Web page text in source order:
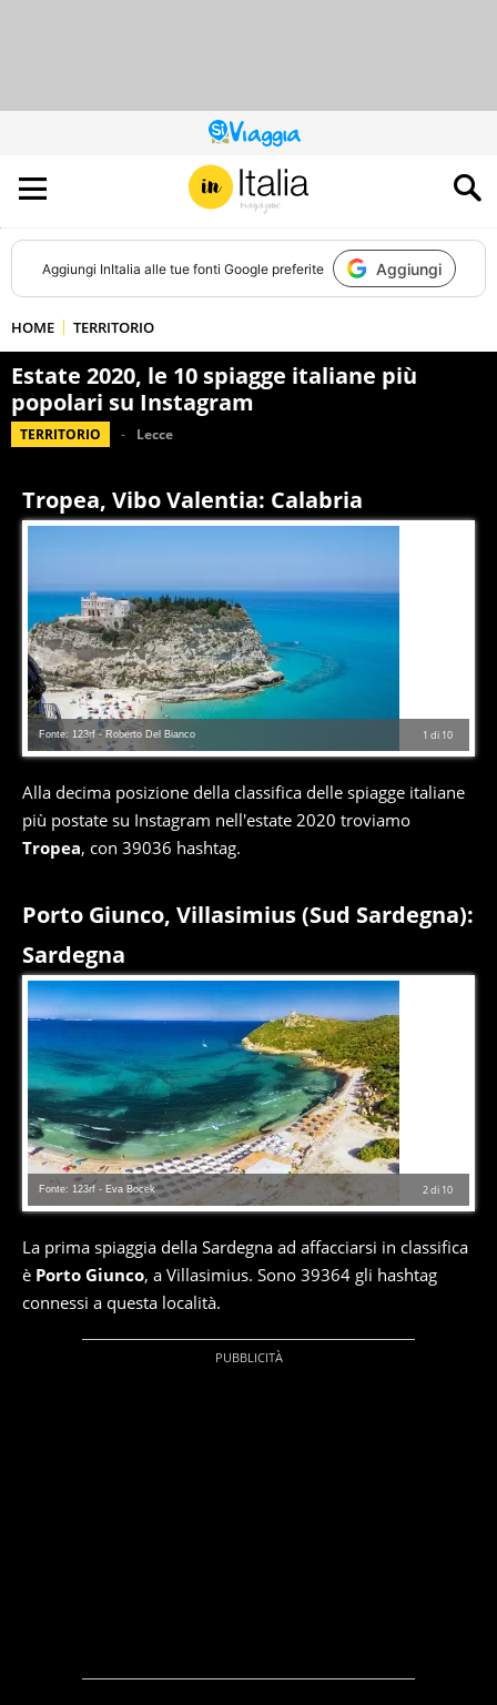
QUESTO
SITO
CONTRIBUISCE
ALL’AUDIENCE
DI
Aggiungi InItalia alle tue fonti Google preferite Aggiungi
HOME TERRITORIO
Estate 2020, le 10 spiagge italiane più
popolari su Instagram
TERRITORIO Lecce
Tropea, Vibo Valentia: Calabria
1 di 10
Fonte: 123rf - Roberto Del Bianco
Alla decima posizione della classifica delle spiagge italiane
più postate su Instagram nell'estate 2020 troviamo
Tropea, con 39036 hashtag.
Porto Giunco, Villasimius (Sud Sardegna):
Sardegna
2di 10
Fonte: 123rf - Eva Bocek
La prima spiaggia della Sardegna ad affacciarsi in classifica
è Porto Giunco, a Villasimius. Sono 39364 gli hashtag
connessi a questa località.